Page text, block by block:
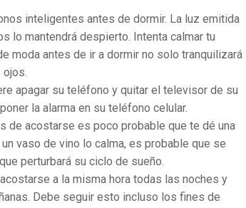
inteligentes antes de dormir. La luz emitida
mantendrá despierto. Intenta calmar tu
moda antes de ir a dormir no solo tranquilizará
ojos.
apagar su teléfono y quitar el televisor de su
la alarma en su teléfono celular.
de acostarse es poco probable que te dé una
vaso de vino lo calma, es probable que se
perturbará su ciclo de sueño.
a la misma hora todas las noches y
Debe seguir esto incluso los fines de